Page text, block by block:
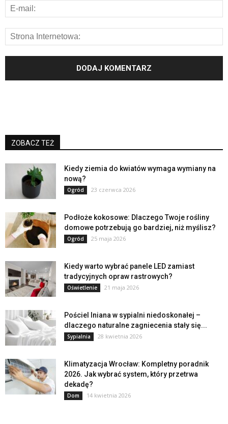
ZOBACZ TEŻ
Kiedy ziemia do kwiatów wymaga wymiany na
nową?
Ogród 23 czerwca 2026
Podłoże kokosowe: Dlaczego Twoje rośliny
domowe potrzebują go bardziej, niż myślisz?
Ogród 25 maja 2026
Kiedy warto wybrać panele LED zamiast
tradycyjnych opraw rastrowych?
Oświetlenie 21 maja 2026
Pościel lniana w sypialni niedoskonałej –
dlaczego naturalne zagniecenia stały się...
Sypialnia 28 kwietnia 2026
Klimatyzacja Wrocław: Kompletny poradnik
2026. Jak wybrać system, który przetrwa
dekadę?
Dom 14 kwietnia 2026